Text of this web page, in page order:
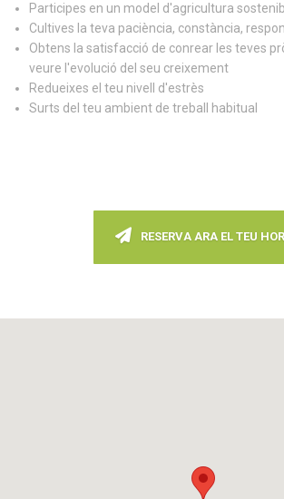
Participes en un model d'agricultura
Cultives la teva paciència, constància,
Obtens la satisfacció de conrear les teves
veure l'evolució del seu creixement
Redueixes el teu nivell d'estrès
Surts del teu ambient de treball habitual
RESERVA ARA EL TEU